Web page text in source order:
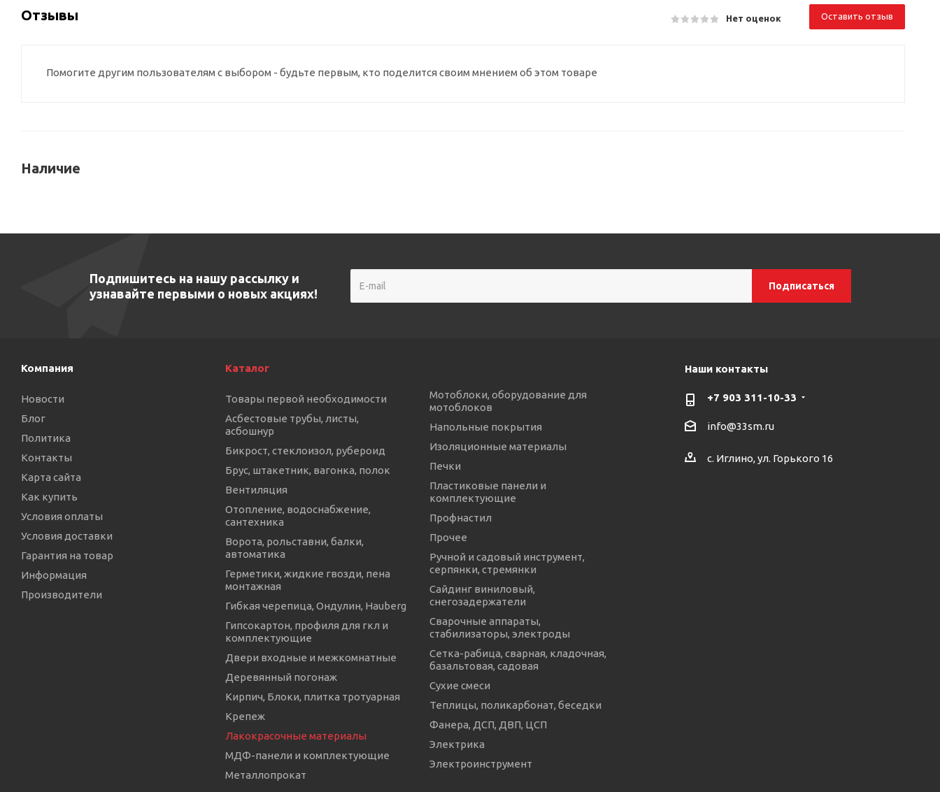
Отзывы Нет оценок Оставить отзыв
Помогите другим пользователям с выбором - будьте первым, кто поделится своим мнением об этом товаре
Наличие
Подпишитесь на нашу рассылку и
узнавайте первыми о новых акциях!
Компания
Новости
Блог
Политика
Контакты
Карта сайта
Как купить
Условия оплаты
Условия доставки
Гарантия на товар
Информация
Производители
Каталог
Товары первой необходимости
Асбестовые трубы, листы,
асбошнур
Бикрост, стеклоизол, рубероид
Брус, штакетник, вагонка, полок
Вентиляция
Отопление, водоснабжение,
сантехника
Ворота, рольставни, балки,
автоматика
Герметики, жидкие гвозди, пена
монтажная
Гибкая черепица, Ондулин, Hauberg
Гипсокартон, профиля для гкл и
комплектующие
Двери входные и межкомнатные
Деревянный погонаж
Кирпич, Блоки, плитка тротуарная
Крепеж
Лакокрасочные материалы
МДФ-панели и комплектующие
Металлопрокат
Мотоблоки, оборудование для
мотоблоков
Напольные покрытия
Изоляционные материалы
Печки
Пластиковые панели и
комплектующие
Профнастил
Прочее
Ручной и садовый инструмент,
серпянки, стремянки
Сайдинг виниловый,
снегозадержатели
Сварочные аппараты,
стабилизаторы, электроды
Сетка-рабица, сварная, кладочная,
базальтовая, садовая
Сухие смеси
Теплицы, поликарбонат, беседки
Фанера, ДСП, ДВП, ЦСП
Электрика
Электроинструмент
Наши контакты
+7 903 311-10-33
info@33sm.ru
с. Иглино, ул. Горького 16